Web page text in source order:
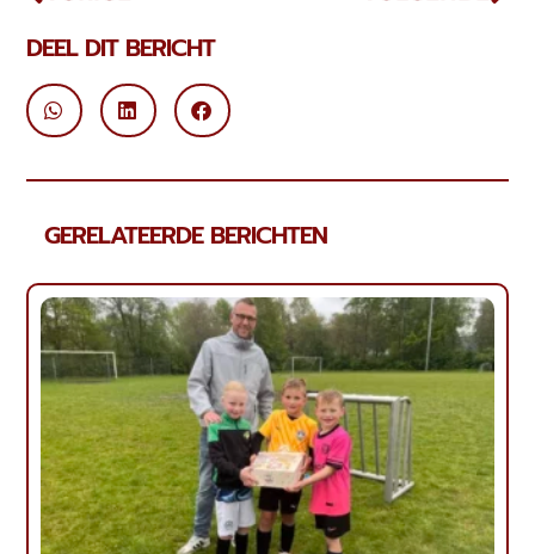
DEEL DIT BERICHT
GERELATEERDE BERICHTEN